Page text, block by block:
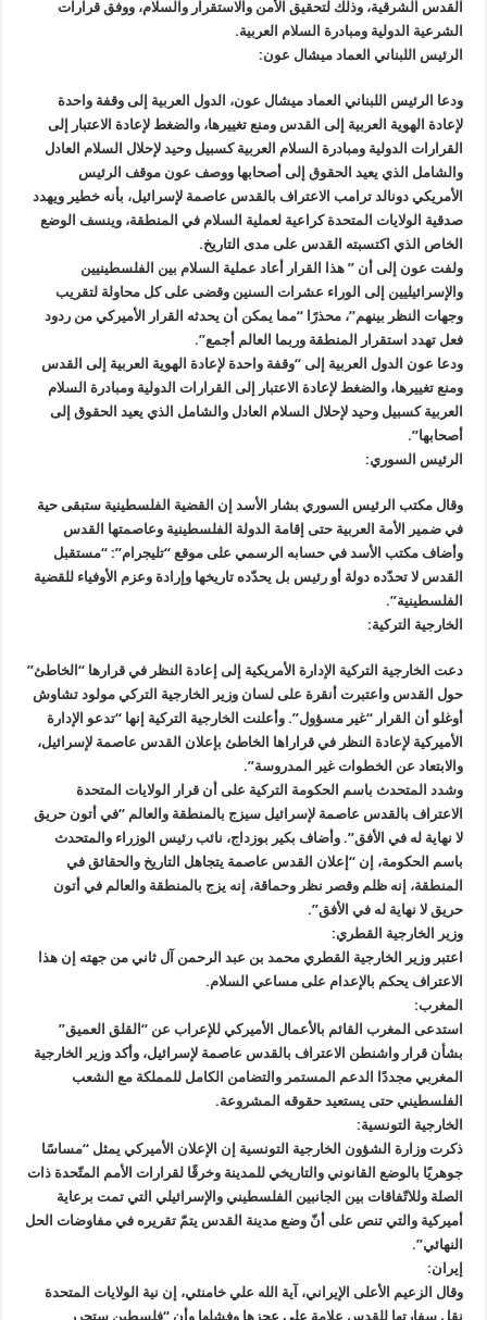
القدس الشرقية، وذلك لتحقيق الأمن والاستقرار والسلام، ووفق قرارات
الشرعية الدولية ومبادرة السلام العربية.
الرئيس اللبناني العماد ميشال عون:
ودعا الرئيس اللبناني العماد ميشال عون، الدول العربية إلى وقفة واحدة
لإعادة الهوية العربية إلى القدس ومنع تغييرها، والضغط لإعادة الاعتبار إلى
القرارات الدولية ومبادرة السلام العربية كسبيل وحيد لإحلال السلام العادل
والشامل الذي يعيد الحقوق إلى أصحابها ووصف عون موقف الرئيس
الأمريكي دونالد ترامب الاعتراف بالقدس عاصمة لإسرائيل، بأنه خطير ويهدد
صدقية الولايات المتحدة كراعية لعملية السلام في المنطقة، وينسف الوضع
الخاص الذي اكتسبته القدس على مدى التاريخ.
ولفت عون إلى أن ” هذا القرار أعاد عملية السلام بين الفلسطينيين
والإسرائيليين إلى الوراء عشرات السنين وقضى على كل محاولة لتقريب
وجهات النظر بينهم”، محذرًا “مما يمكن أن يحدثه القرار الأميركي من ردود
فعل تهدد استقرار المنطقة وربما العالم أجمع”.
ودعا عون الدول العربية إلى “وقفة واحدة لإعادة الهوية العربية إلى القدس
ومنع تغييرها، والضغط لإعادة الاعتبار إلى القرارات الدولية ومبادرة السلام
العربية كسبيل وحيد لإحلال السلام العادل والشامل الذي يعيد الحقوق إلى
أصحابها”.
الرئيس السوري:
وقال مكتب الرئيس السوري بشار الأسد إن القضية الفلسطينية ستبقى حية
في ضمير الأمة العربية حتى إقامة الدولة الفلسطينية وعاصمتها القدس
وأضاف مكتب الأسد في حسابه الرسمي على موقع “تليجرام”: “مستقبل
القدس لا تحدّده دولة أو رئيس بل يحدّده تاريخها وإرادة وعزم الأوفياء للقضية
الفلسطينية”.
الخارجية التركية:
دعت الخارجية التركية الإدارة الأمريكية إلى إعادة النظر في قرارها “الخاطئ”
حول القدس واعتبرت أنقرة على لسان وزير الخارجية التركي مولود تشاوش
أوغلو أن القرار “غير مسؤول”. وأعلنت الخارجية التركية إنها “تدعو الإدارة
الأميركية لإعادة النظر في قراراها الخاطئ بإعلان القدس عاصمة لإسرائيل،
والابتعاد عن الخطوات غير المدروسة”.
وشدد المتحدث باسم الحكومة التركية على أن قرار الولايات المتحدة
الاعتراف بالقدس عاصمة لإسرائيل سيزج بالمنطقة والعالم “في أتون حريق
لا نهاية له في الأفق”. وأضاف بكير بوزداج، نائب رئيس الوزراء والمتحدث
باسم الحكومة، إن “إعلان القدس عاصمة يتجاهل التاريخ والحقائق في
المنطقة، إنه ظلم وقصر نظر وحماقة، إنه يزج بالمنطقة والعالم في أتون
حريق لا نهاية له في الأفق”.
وزير الخارجية القطري:
اعتبر وزير الخارجية القطري محمد بن عبد الرحمن آل ثاني من جهته إن هذا
الاعتراف يحكم بالإعدام على مساعي السلام.
المغرب:
استدعى المغرب القائم بالأعمال الأميركي للإعراب عن “القلق العميق”
بشأن قرار واشنطن الاعتراف بالقدس عاصمة لإسرائيل، وأكد وزير الخارجية
المغربي مجددًا الدعم المستمر والتضامن الكامل للمملكة مع الشعب
الفلسطيني حتى يستعيد حقوقه المشروعة.
الخارجية التونسية:
ذكرت وزارة الشؤون الخارجية التونسية إن الإعلان الأميركي يمثل “مساسًا
جوهريًا بالوضع القانوني والتاريخي للمدينة وخرقًا لقرارات الأمم المتّحدة ذات
الصلة وللاتّفاقات بين الجانبين الفلسطيني والإسرائيلي التي تمت برعاية
أميركية والتي تنص على أنّ وضع مدينة القدس يتمّ تقريره في مفاوضات الحل
النهائي”.
إيران:
وقال الزعيم الأعلى الإيراني، آية الله علي خامنئي، إن نية الولايات المتحدة
نقل سفارتها للقدس علامة على عجزها وفشلها وأن “فلسطين ستحرر